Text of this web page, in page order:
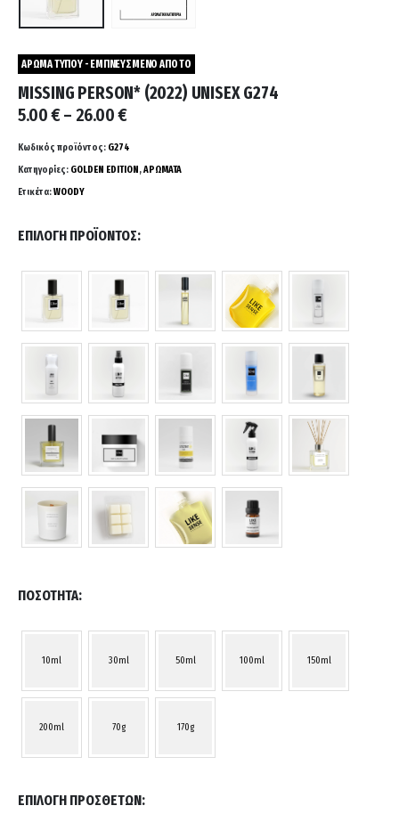
ΑΡΩΜΑ ΤΥΠΟΥ - ΕΜΠΝΕΥΣΜΕΝΟ ΑΠΟ ΤΟ
MISSING PERSON* (2022) UNISEX G274
5.00€– 26.00€Price
5.00 €
through
Κωδικός προϊόντος: G274
Κατηγορίες: GOLDEN EDITION ,ΑΡΩΜΑΤΑ
Ετικέτα:WOODY
ΕΠΙΛΟΓΉ ΠΡΟΪΌΝΤΟΣ
ΠΟΣΌΤΗΤΑ
10ml 30ml 50ml 100ml 150ml
200ml 70g 170g
ΕΠΙΛΟΓΉ ΠΡΌΣΘΕΤΩΝ